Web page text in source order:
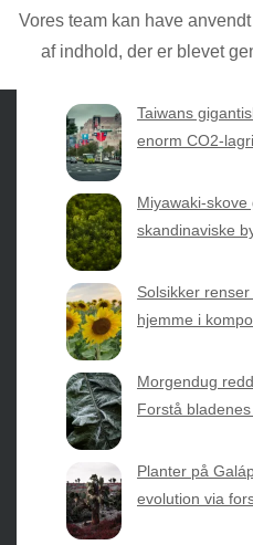
praktisk erfaring direkte
Taiwans
enorm CO2-
Miyawaki-
skandinaviske
Solsikker
hjemme i
Morgendug
Forstå
Planter på
evolution via
Vores team kan have
af indhold, der er blevet
Sæsonvis
- Din foretrukne
havearbejde og botanik. Få
nyheder fra botanikkens
sæsonens grønne glæder.
2026 © Web Atelier ApS